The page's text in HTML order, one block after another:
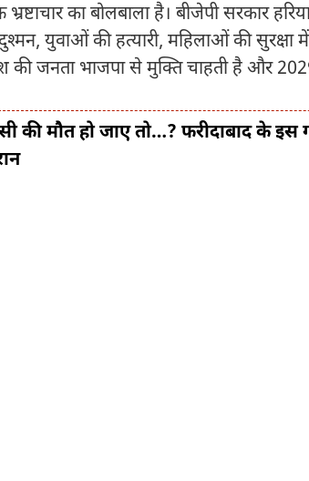
भ्रष्टाचार का बोलबाला है। बीजेपी सरकार
युवाओं की हत्यारी, महिलाओं की सुरक्षा
की जनता भाजपा से मुक्ति चाहती है और
की मौत हो जाए तो…? फरीदाबाद के